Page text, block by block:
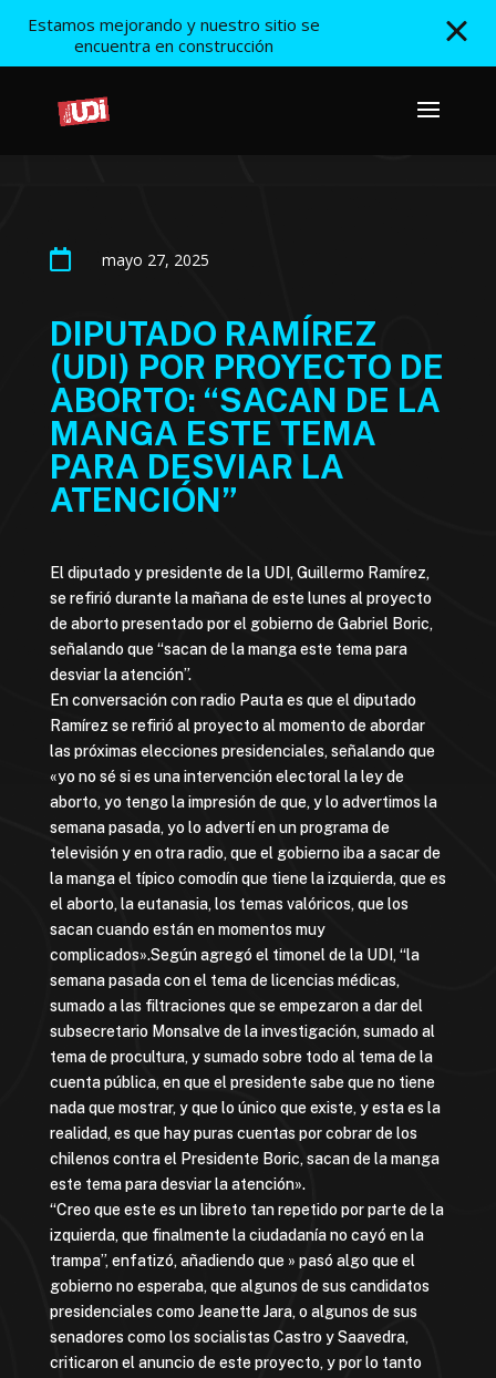
Estamos mejorando y nuestro sitio se
encuentra en construcción
 mayo 27, 2025
DIPUTADO RAMÍREZ
(UDI) POR PROYECTO DE
ABORTO: “SACAN DE LA
MANGA ESTE TEMA
PARA DESVIAR LA
ATENCIÓN”
El diputado y presidente de la UDI, Guillermo Ramírez,
se refirió durante la mañana de este lunes al proyecto
de aborto presentado por el gobierno de Gabriel Boric,
señalando que “sacan de la manga este tema para
desviar la atención”.
En conversación con radio Pauta es que el diputado
Ramírez se refirió al proyecto al momento de abordar
las próximas elecciones presidenciales, señalando que
«yo no sé si es una intervención electoral la ley de
aborto, yo tengo la impresión de que, y lo advertimos la
semana pasada, yo lo advertí en un programa de
televisión y en otra radio, que el gobierno iba a sacar de
la manga el típico comodín que tiene la izquierda, que es
el aborto, la eutanasia, los temas valóricos, que los
sacan cuando están en momentos muy
complicados».Según agregó el timonel de la UDI, “la
semana pasada con el tema de licencias médicas,
sumado a las filtraciones que se empezaron a dar del
subsecretario Monsalve de la investigación, sumado al
tema de procultura, y sumado sobre todo al tema de la
cuenta pública, en que el presidente sabe que no tiene
nada que mostrar, y que lo único que existe, y esta es la
realidad, es que hay puras cuentas por cobrar de los
chilenos contra el Presidente Boric, sacan de la manga
este tema para desviar la atención».
“Creo que este es un libreto tan repetido por parte de la
izquierda, que finalmente la ciudadanía no cayó en la
trampa”, enfatizó, añadiendo que » pasó algo que el
gobierno no esperaba, que algunos de sus candidatos
presidenciales como Jeanette Jara, o algunos de sus
senadores como los socialistas Castro y Saavedra,
criticaron el anuncio de este proyecto, y por lo tanto